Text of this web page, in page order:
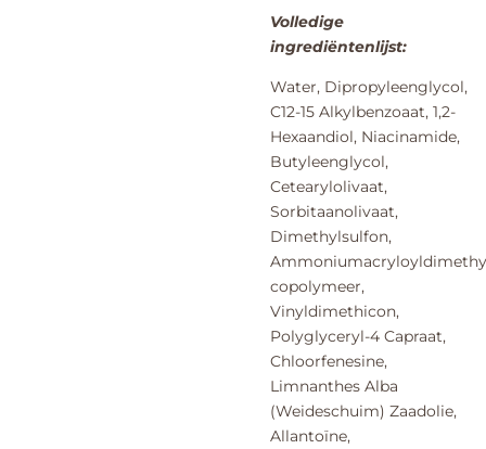
Volledige
ingrediëntenlijst:
Water, Dipropyleenglycol,
C12-15 Alkylbenzoaat, 1,2-
Hexaandiol, Niacinamide,
Butyleenglycol,
Cetearylolivaat,
Sorbitaanolivaat,
Dimethylsulfon,
copolymeer,
Vinyldimethicon,
Polyglyceryl-4 Capraat,
Chloorfenesine,
Limnanthes Alba
(Weideschuim) Zaadolie,
Allantoïne,